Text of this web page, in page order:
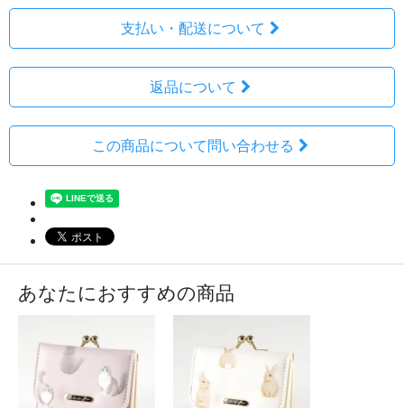
支払い・配送について
返品について
この商品について問い合わせる
あなたにおすすめの商品